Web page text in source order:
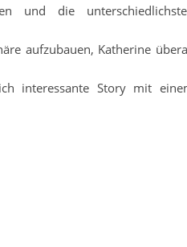
und die
aufzubauen, Katherine
interessante Story mit